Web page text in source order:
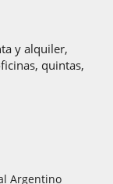
y alquiler,
quintas,
Argentino